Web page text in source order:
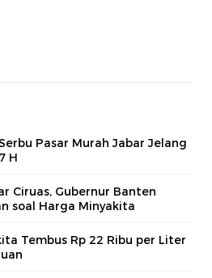
Pasar Murah Jabar Jelang
H
Ciruas, Gubernur Banten
soal Harga Minyakita
Tembus Rp 22 Ribu per Liter